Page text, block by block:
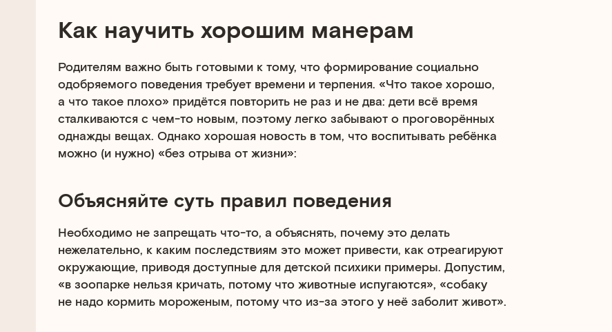
Как научить хорошим манерам
Родителям важно быть готовыми к тому, что формирование социально
одобряемого поведения требует времени и терпения. «Что такое хорошо,
а что такое плохо» придётся повторить не раз и не два: дети всё время
сталкиваются с чем-то новым, поэтому легко забывают о проговорённых
однажды вещах. Однако хорошая новость в том, что воспитывать ребёнка
можно (и нужно) «без отрыва от жизни»:
Объясняйте суть правил поведения
Необходимо не запрещать что-то, а объяснять, почему это делать
нежелательно, к каким последствиям это может привести, как отреагируют
окружающие, приводя доступные для детской психики примеры. Допустим,
«в зоопарке нельзя кричать, потому что животные испугаются», «собаку
не надо кормить мороженым, потому что из-за этого у неё заболит живот».